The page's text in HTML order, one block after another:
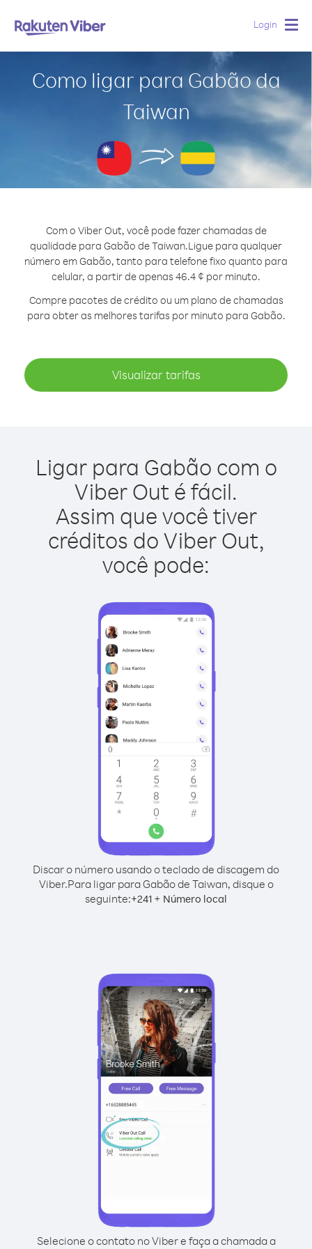
Login
Como ligar para Gabão da
Taiwan
Com o Viber Out, você pode fazer chamadas de
qualidade para Gabão de Taiwan.Ligue para qualquer
número em Gabão, tanto para telefone fixo quanto para
celular, a partir de apenas 46.4 ¢ por minuto.
Compre pacotes de crédito ou um plano de chamadas
para obter as melhores tarifas por minuto para Gabão.
Visualizar tarifas
Ligar para Gabão com o
Viber Out é fácil.
Assim que você tiver
créditos do Viber Out,
você pode:
Discar o número usando o teclado de discagem do
Viber.Para ligar para Gabão de Taiwan, disque o
seguinte:+241 + Número local
Selecione o contato no Viber e faça a chamada a